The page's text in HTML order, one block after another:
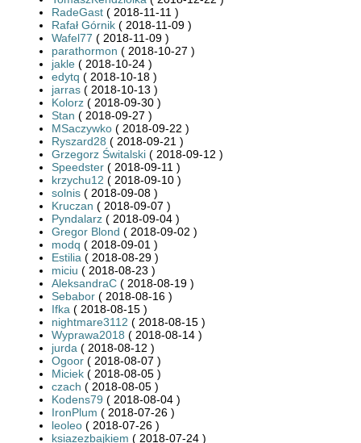
RadeGast ( 2018-11-11 )
Rafał Górnik ( 2018-11-09 )
Wafel77 ( 2018-11-09 )
parathormon ( 2018-10-27 )
jakle ( 2018-10-24 )
edytq ( 2018-10-18 )
jarras ( 2018-10-13 )
Kolorz ( 2018-09-30 )
Stan ( 2018-09-27 )
MSaczywko ( 2018-09-22 )
Ryszard28 ( 2018-09-21 )
Grzegorz Świtalski ( 2018-09-12 )
Speedster ( 2018-09-11 )
krzychu12 ( 2018-09-10 )
solnis ( 2018-09-08 )
Kruczan ( 2018-09-07 )
Pyndalarz ( 2018-09-04 )
Gregor Blond ( 2018-09-02 )
modq ( 2018-09-01 )
Estilia ( 2018-08-29 )
miciu ( 2018-08-23 )
AleksandraC ( 2018-08-19 )
Sebabor ( 2018-08-16 )
Ifka ( 2018-08-15 )
nightmare3112 ( 2018-08-15 )
Wyprawa2018 ( 2018-08-14 )
jurda ( 2018-08-12 )
Ogoor ( 2018-08-07 )
Miciek ( 2018-08-05 )
czach ( 2018-08-05 )
Kodens79 ( 2018-08-04 )
IronPlum ( 2018-07-26 )
leoleo ( 2018-07-26 )
ksiazezbajkiem ( 2018-07-24 )